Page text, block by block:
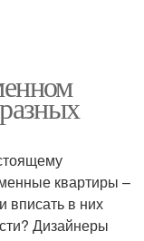
квартиры –
вписать в них
Дизайнеры